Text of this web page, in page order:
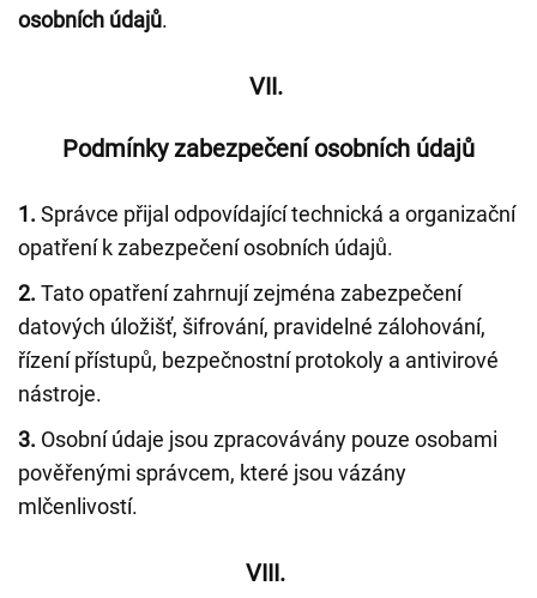
osobních údajů.
VII.
Podmínky zabezpečení osobních údajů
1. Správce přijal odpovídající technická a organizační
opatření k zabezpečení osobních údajů.
2. Tato opatření zahrnují zejména zabezpečení
datových úložišť, šifrování, pravidelné zálohování,
řízení přístupů, bezpečnostní protokoly a antivirové
nástroje.
3. Osobní údaje jsou zpracovávány pouze osobami
pověřenými správcem, které jsou vázány
mlčenlivostí.
VIII.